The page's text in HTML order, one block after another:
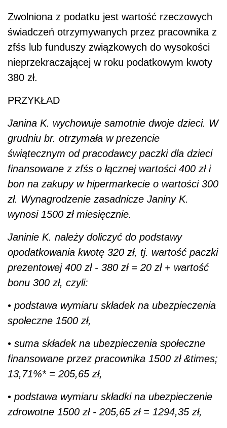
Zwolniona z podatku jest wartość rzeczowych
świadczeń otrzymywanych przez pracownika z
zfśs lub funduszy związkowych do wysokości
nieprzekraczającej w roku podatkowym kwoty
380 zł.
PRZYKŁAD
Janina K. wychowuje samotnie dwoje dzieci. W
grudniu br. otrzymała w prezencie
świątecznym od pracodawcy paczki dla dzieci
finansowane z zfśs o łącznej wartości 400 zł i
bon na zakupy w hipermarkecie o wartości 300
zł. Wynagrodzenie zasadnicze Janiny K.
wynosi 1500 zł miesięcznie.
Janinie K. należy doliczyć do podstawy
opodatkowania kwotę 320 zł, tj. wartość paczki
prezentowej 400 zł - 380 zł = 20 zł + wartość
bonu 300 zł, czyli:
• podstawa wymiaru składek na ubezpieczenia
społeczne 1500 zł,
• suma składek na ubezpieczenia społeczne
finansowane przez pracownika 1500 zł &times;
13,71%* = 205,65 zł,
• podstawa wymiaru składki na ubezpieczenie
zdrowotne 1500 zł - 205,65 zł = 1294,35 zł,